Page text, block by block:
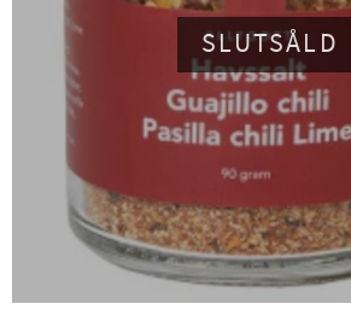
SLUTSÅLD